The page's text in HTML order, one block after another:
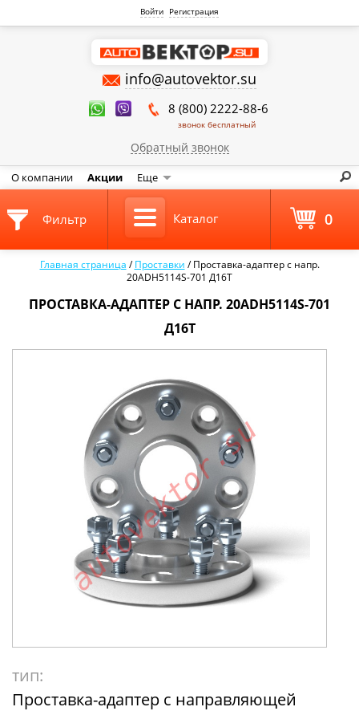
Войти Регистрация
info@autovektor.su
8 (800) 2222-88-6
звонок бесплатный
Обратный звонок
О компании Акции Еще
Главная страница /Проставки /Проставка-адаптер с напр.
20ADH5114S-701 Д16Т
ПРОСТАВКА-АДАПТЕР С НАПР. 20ADH5114S-701
Д16Т
тип:
Проставка-адаптер с направляющей
Фильтр Каталог 0